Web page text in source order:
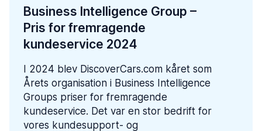
Business Intelligence Group –
Pris for fremragende
kundeservice 2024
I 2024 blev DiscoverCars.com kåret som
Årets organisation i Business Intelligence
Groups priser for fremragende
kundeservice. Det var en stor bedrift for
vores kundesupport- og